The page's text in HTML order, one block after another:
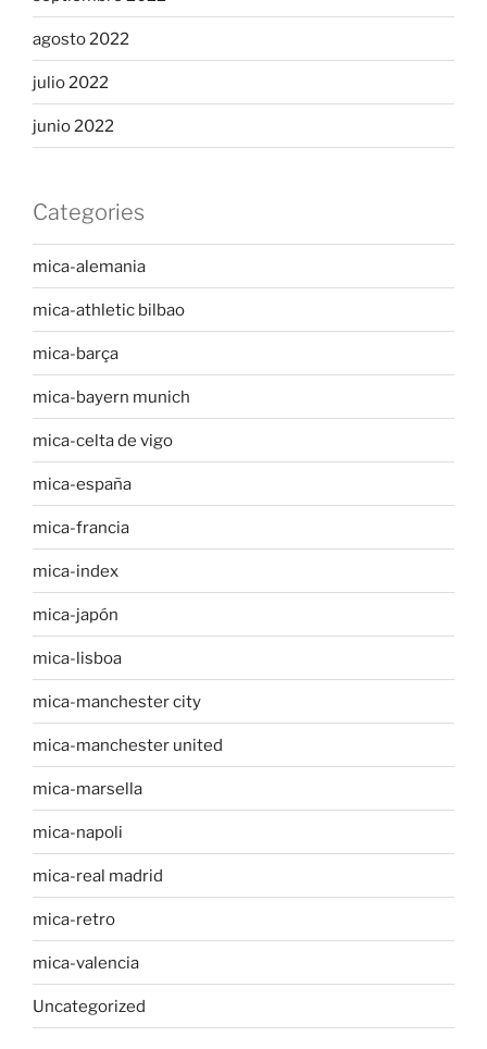
agosto 2022
julio 2022
junio 2022
Categories
mica-alemania
mica-athletic bilbao
mica-barça
mica-bayern munich
mica-celta de vigo
mica-españa
mica-francia
mica-index
mica-japón
mica-lisboa
mica-manchester city
mica-manchester united
mica-marsella
mica-napoli
mica-real madrid
mica-retro
mica-valencia
Uncategorized